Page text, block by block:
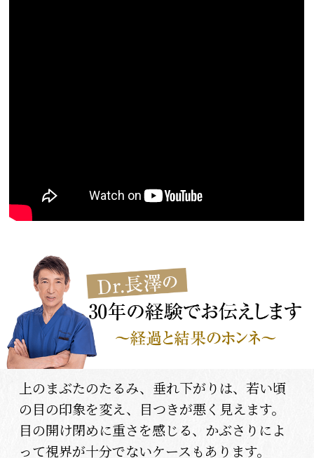
上のまぶたのたるみ、垂れ下がりは、若い頃
の目の印象を変え、目つきが悪く見えます。
目の開け閉めに重さを感じる、かぶさりによ
って視界が十分でないケースもあります。